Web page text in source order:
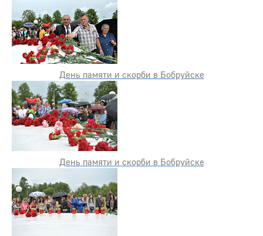
День памяти и скорби в Бобруйске
День памяти и скорби в Бобруйске